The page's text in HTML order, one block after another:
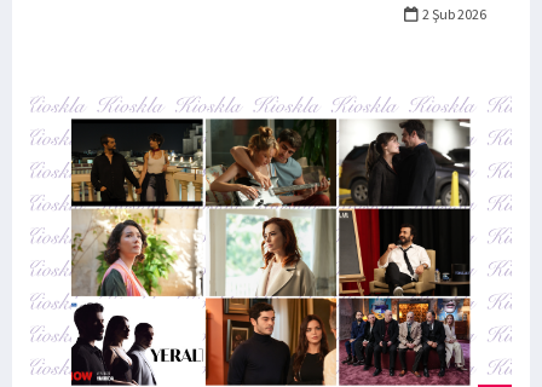
2 Şub 2026